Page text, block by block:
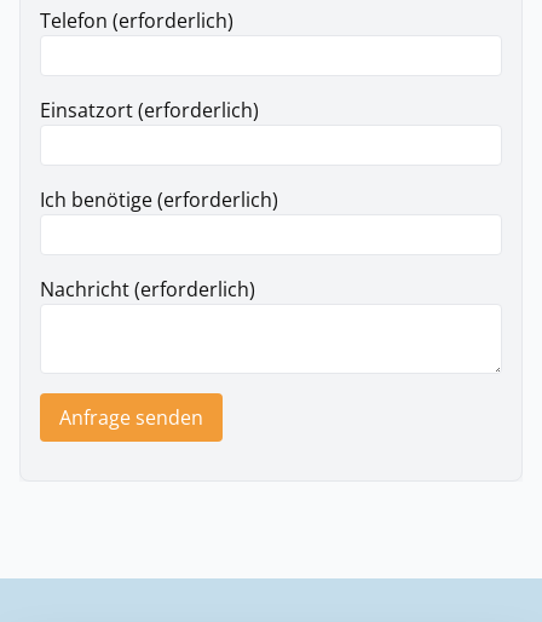
Telefon (erforderlich)
Einsatzort (erforderlich)
Ich benötige (erforderlich)
Nachricht (erforderlich)
Anfrage senden